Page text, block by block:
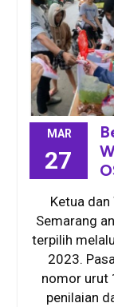
MAR
27
Ketua dan
Semarang
terpilih
2023.
nomor urut
penilaian